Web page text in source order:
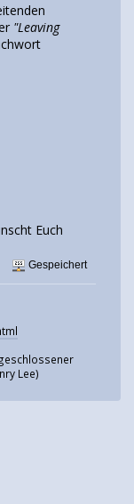
"Leaving
Euch
Gespeichert
Lee)